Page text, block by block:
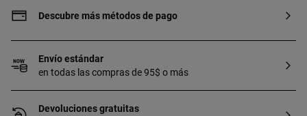
Descubre más métodos de pago
Envío estándar
en todas las compras de 95$ o más
Devoluciones gratuitas